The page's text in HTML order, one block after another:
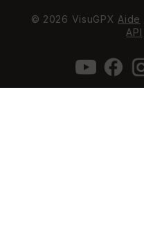
© 2026 VisuGPX Aide
API